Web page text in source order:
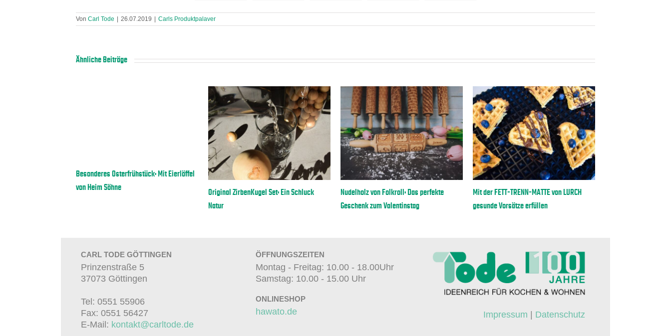
Von Carl Tode 26.07.2019 Carls Produktpalaver
Ähnliche Beiträge
Besonderes Osterfrühstück: Mit Eierlöffel
von Heim Söhne
Original ZirbenKugel Set: Ein Schluck
Natur
Nudelholz von Folkroll: Das perfekte
Geschenk zum Valentinstag
Mit der FETT-TRENN-MATTE von LURCH
gesunde Vorsätze erfüllen
CARL TODE GÖTTINGEN
Prinzenstraße 5
37073 Göttingen
Tel: 0551 55906
Fax: 0551 56427
E-Mail: kontakt@carltode.de
ÖFFNUNGSZEITEN
Montag - Freitag: 10.00 - 18.00Uhr
Samstag: 10.00 - 15.00 Uhr
ONLINESHOP
hawato.de Impressum Datenschutz